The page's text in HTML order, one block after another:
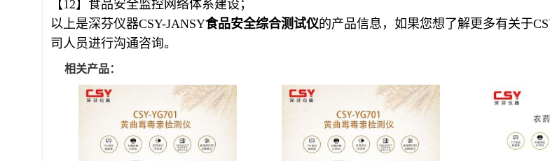
【12】食品安全监控网络体系建设；
以上是深芬仪器CSY-JANSY食品安全综合测试仪的产品信息，如果您想了解更多有关于
司人员进行沟通咨询。
相关产品：